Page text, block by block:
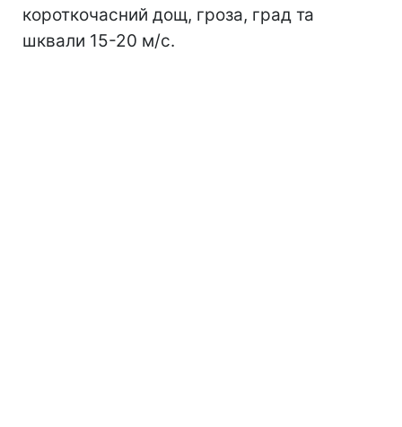
короткочасний дощ, гроза, град та
шквали 15-20 м/с.